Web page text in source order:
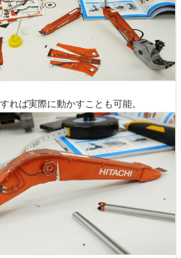
れば実際に動かすことも可能。